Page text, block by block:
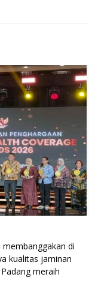
di
kualitas jaminan
meraih